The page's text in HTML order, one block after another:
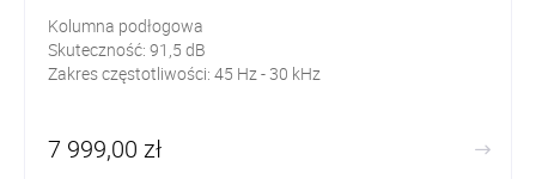
Kolumna podłogowa
Skuteczność: 91,5 dB
Zakres częstotliwości: 45 Hz - 30 kHz
7 999,00 zł